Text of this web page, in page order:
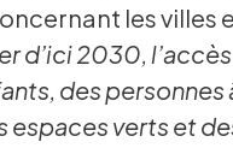
les villes
d’ici 2030,
des
espaces verts et